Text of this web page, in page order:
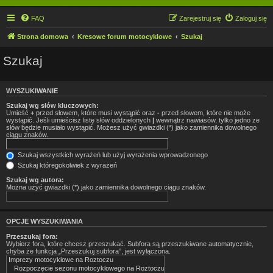
FAQ Zaloguj się
Zarejestruj się
Strona domowa Kresowe forum motocyklowe Szukaj
Szukaj
WYSZUKIWANIE
Szukaj wg słów kluczowych:
Umieść + przed słowem, które musi wystąpić oraz - przed słowem, które nie może
wystąpić. Jeśli umieścisz listę słów oddzielonych | wewnątrz nawiasów, tylko jedno ze
słów będzie musiało wystąpić. Możesz użyć gwiazdki (*) jako zamiennika dowolnego
ciągu znaków.
Szukaj wszystkich wyrażeń lub użyj wyrażenia wprowadzonego
Szukaj któregokolwiek z wyrażeń
Szukaj wg autora:
Można użyć gwiazdki (*) jako zamiennika dowolnego ciągu znaków.
OPCJE WYSZUKIWANIA
Przeszukaj fora:
Wybierz fora, które chcesz przeszukać. Subfora są przeszukiwane automatycznie,
chyba że funkcja „Przeszukuj subfora”, jest wyłączona.